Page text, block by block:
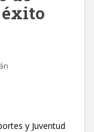
y Juventud